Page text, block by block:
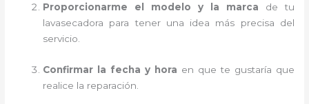
Proporcionarme el modelo y la marca de tu
lavasecadora para tener una idea más precisa del
servicio.
Confirmar la fecha y hora en que te gustaría que
realice la reparación.